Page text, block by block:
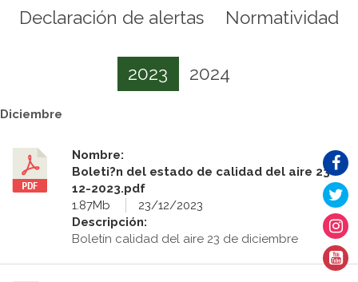
Declaración de alertas
Normatividad
2023 2024
Diciembre
Nombre:
Boleti?n del estado de calidad del aire 23-
12-2023.pdf
1.87Mb
23/12/2023
Descripción:
Boletín calidad del aire 23 de diciembre